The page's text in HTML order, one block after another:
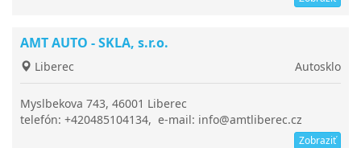
AMT AUTO - SKLA, s.r.o.
Liberec Autosklo
Myslbekova 743, 46001 Liberec
telefón: +420485104134, e-mail: info@amtliberec.cz
Zobraziť